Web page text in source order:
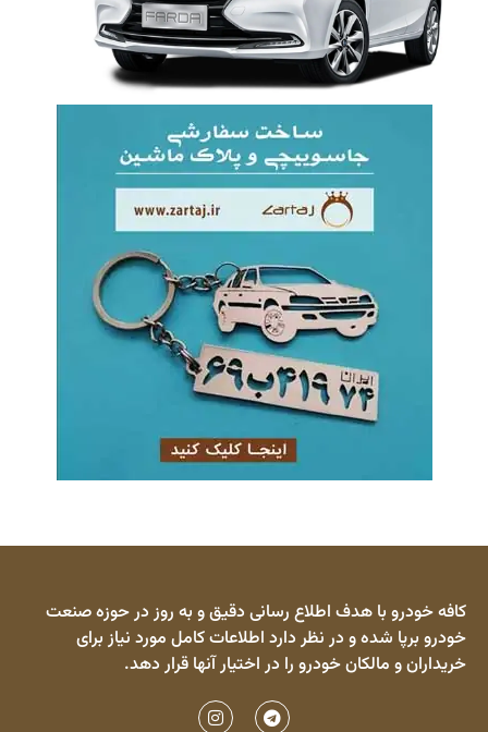
کافه خودرو با هدف اطلاع رسانی دقیق و به روز در حوزه صنعت
خودرو برپا شده و در نظر دارد اطلاعات کامل مورد نیاز برای
خریداران و مالکان خودرو را در اختیار آنها قرار دهد.